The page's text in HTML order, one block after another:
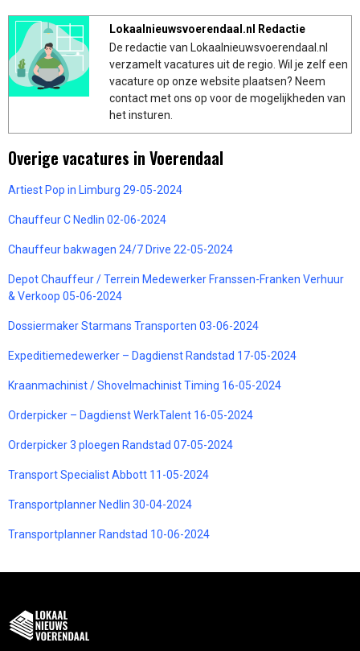
Lokaalnieuwsvoerendaal.nl Redactie
De redactie van Lokaalnieuwsvoerendaal.nl
verzamelt vacatures uit de regio. Wil je zelf een
vacature op onze website plaatsen? Neem
contact met ons op voor de mogelijkheden van
het insturen.
Overige vacatures in Voerendaal
Artiest Pop in Limburg 29-05-2024
Chauffeur C Nedlin 02-06-2024
Chauffeur bakwagen 24/7 Drive 22-05-2024
Depot Chauffeur / Terrein Medewerker Franssen-Franken Verhuur
& Verkoop 05-06-2024
Dossiermaker Starmans Transporten 03-06-2024
Expeditiemedewerker – Dagdienst Randstad 17-05-2024
Kraanmachinist / Shovelmachinist Timing 16-05-2024
Orderpicker – Dagdienst WerkTalent 16-05-2024
Orderpicker 3 ploegen Randstad 07-05-2024
Transport Specialist Abbott 11-05-2024
Transportplanner Nedlin 30-04-2024
Transportplanner Randstad 10-06-2024